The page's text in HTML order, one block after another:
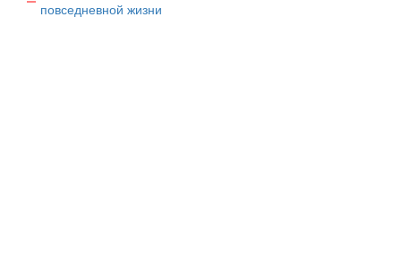
повседневной жизни